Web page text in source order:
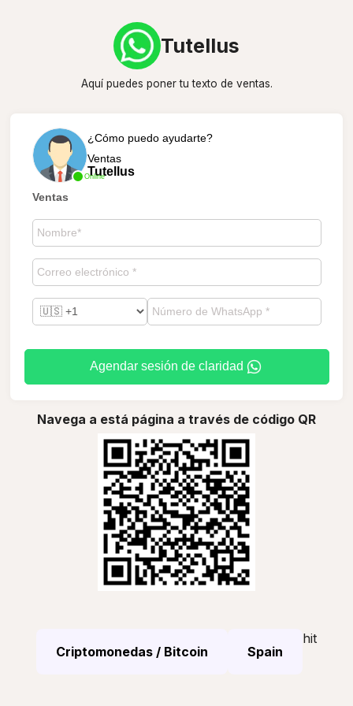
Tutellus
Aquí puedes poner tu texto de ventas.
Online
¿Cómo puedo ayudarte?
Ventas
Tutellus
Ventas
Agendar sesión de claridad
Navega a está página a través de código QR
Criptomonedas / Bitcoin Spain
hit